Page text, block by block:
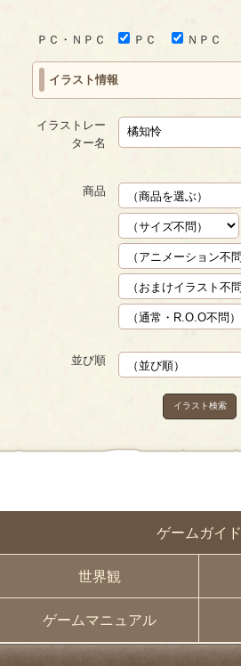
ゲームガイド
世界観
ゲームマニュアル
ＰＣ・ＮＰＣ ＰＣ ＮＰＣ
イラスト情報
イラストレー
ター名
商品
並び順
イラスト検索